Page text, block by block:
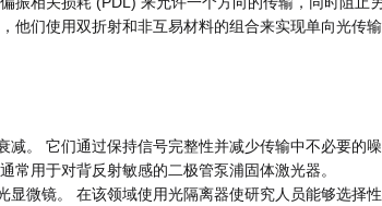
们使用双折射和非互易材料的组合来实现单向光传输
。 它们通过保持信号完整性并减少传输中不必要的噪
用于对背反射敏感的二极管泵浦固体激光器。
微镜。 在该领域使用光隔离器使研究人员能够选择